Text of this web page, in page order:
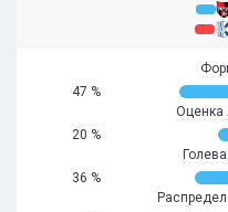
47 %
Оценка
20 %
36 %